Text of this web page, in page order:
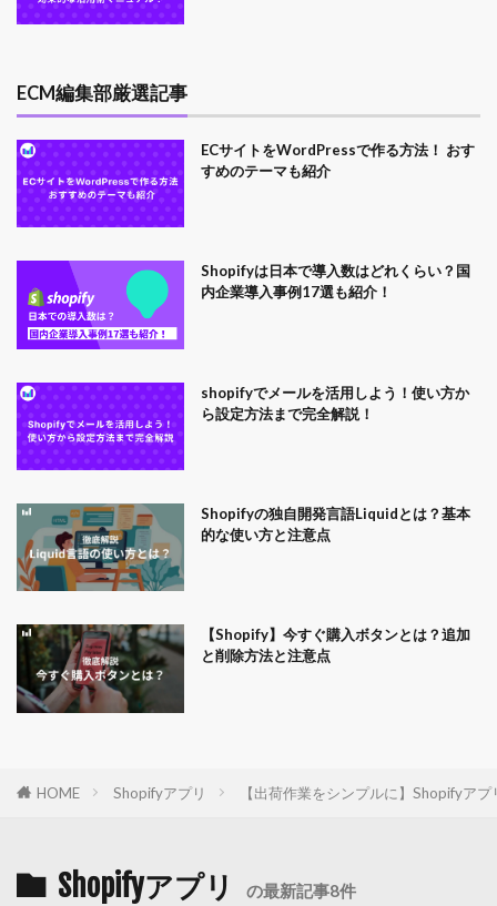
ECM編集部厳選記事
ECサイトをWordPressで作る方法！ おす
すめのテーマも紹介
Shopifyは日本で導入数はどれくらい？国
内企業導入事例17選も紹介！
shopifyでメールを活用しよう！使い方か
ら設定方法まで完全解説！
Shopifyの独自開発言語Liquidとは？基本
的な使い方と注意点
【Shopify】今すぐ購入ボタンとは？追加
と削除方法と注意点
HOME Shopifyアプリ 【出荷作業をシンプルに】Shopifyア
Shopifyアプリ の最新記事8件